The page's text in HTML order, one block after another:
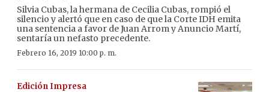
Silvia Cubas, la hermana de Cecilia Cubas, rompió el
silencio y alertó que en caso de que la Corte IDH emita
una sentencia a favor de Juan Arrom y Anuncio Martí,
sentaría un nefasto precedente.
Febrero 16, 2019 10:00 p. m.
Edición Impresa